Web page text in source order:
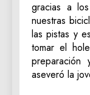
gracias a
nuestras
las pistas y
tomar el
aseveró la